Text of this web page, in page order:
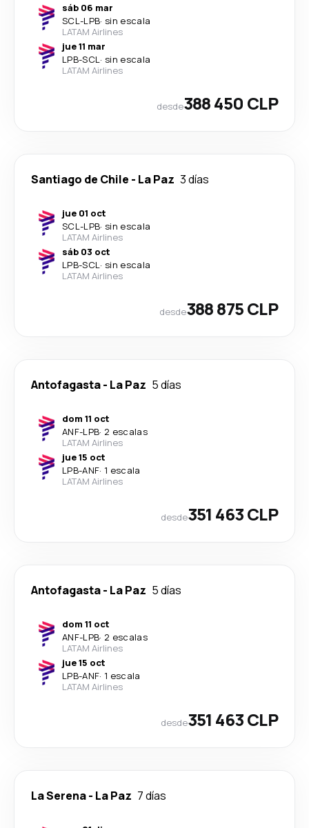
sáb 06 mar
SCL-LPB· sin escala
LATAM Airlines
jue 11 mar
LPB-SCL· sin escala
LATAM Airlines
desde388 450 CLP
Santiago de Chile - La Paz 3 días
jue 01 oct
SCL-LPB· sin escala
LATAM Airlines
sáb 03 oct
LPB-SCL· sin escala
LATAM Airlines
desde388 875 CLP
Antofagasta- La Paz 5 días
dom 11 oct
ANF-LPB· 2 escalas
LATAM Airlines
jue 15 oct
LPB-ANF· 1 escala
LATAM Airlines
desde351 463 CLP
Antofagasta- La Paz 5 días
dom 11 oct
ANF-LPB· 2 escalas
LATAM Airlines
jue 15 oct
LPB-ANF· 1 escala
LATAM Airlines
desde351 463 CLP
La Serena- La Paz 7 días